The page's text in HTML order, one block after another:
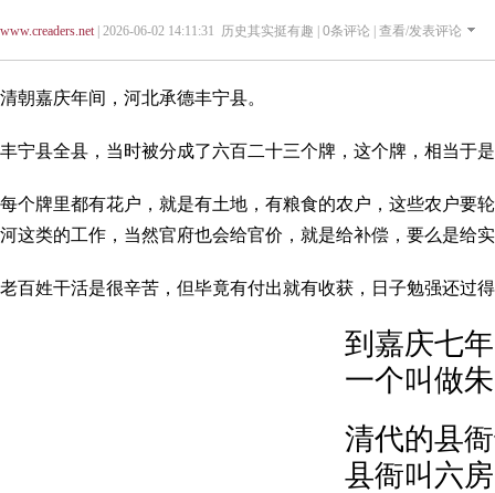
www.creaders.net| 2026-06-02 14:11:31 历史其实挺有趣 | 0条评论 | 查看/发表评论
清朝嘉庆年间，河北承德丰宁县。
丰宁县全县，当时被分成了六百二十三个牌，这个牌，相当于
每个牌里都有花户，就是有土地，有粮食的农户，这些农户要
河这类的工作，当然官府也会给官价，就是给补偿，要么是给
老百姓干活是很辛苦，但毕竟有付出就有收获，日子勉强还过
到嘉庆七
一个叫做
清代的县
县衙叫六